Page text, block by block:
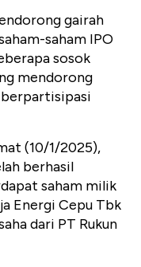
gairah
saham IPO
sosok
mendorong
(10/1/2025),
berhasil
saham milik
Energi Cepu Tbk
dari PT Rukun